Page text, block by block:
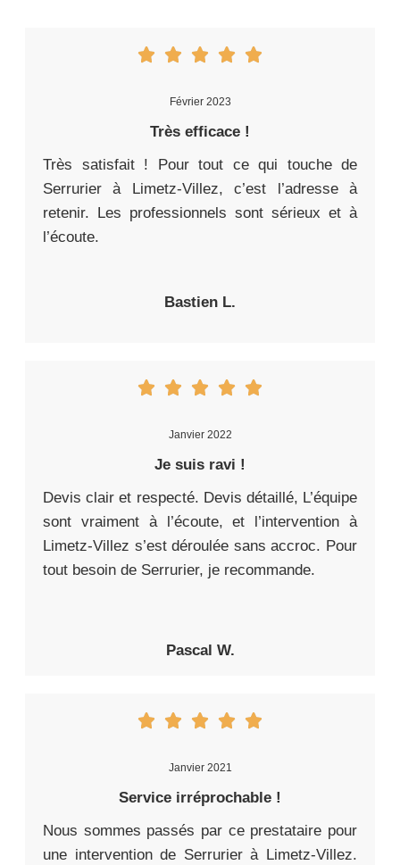
Février 2023
Très efficace !
Très satisfait ! Pour tout ce qui touche de
Serrurier à Limetz-Villez, c’est l’adresse à
retenir. Les professionnels sont sérieux et à
l’écoute.
Bastien L.
Janvier 2022
Je suis ravi !
Devis clair et respecté. Devis détaillé, L’équipe
sont vraiment à l’écoute, et l’intervention à
Limetz-Villez s’est déroulée sans accroc. Pour
tout besoin de Serrurier, je recommande.
Pascal W.
Janvier 2021
Service irréprochable !
Nous sommes passés par ce prestataire pour
une intervention de Serrurier à Limetz-Villez.